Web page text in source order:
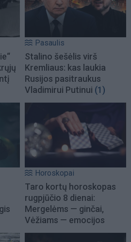
Pasaulis
Stalino šešėlis virš
Kremliaus: kas laukia
Rusijos pasitraukus
Vladimirui Putinui (1)
Horoskopai
Taro kortų horoskopas
rugpjūčio 8 dienai:
Mergelėms — ginčai,
Vėžiams — emocijos